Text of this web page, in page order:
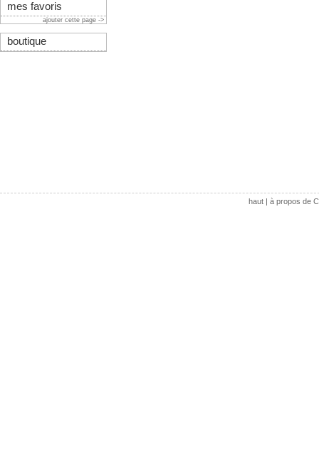
mes favoris
ajouter cette page ->
boutique
haut| à propos de